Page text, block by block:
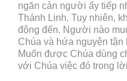
ngăn cản người ấy tiếp
Thánh Linh. Tuy nhiên,
động đến. Người nào
Chúa và hứa nguyện
Muốn được Chúa dùng
với Chúa việc đó trong